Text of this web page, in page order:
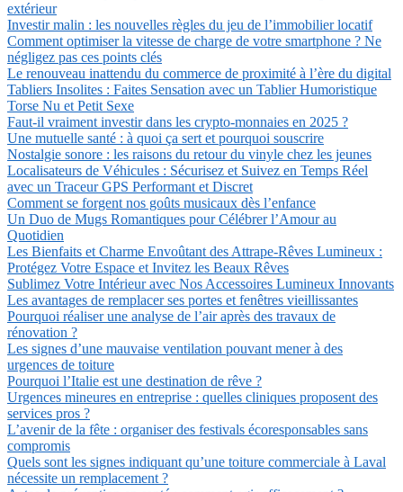
extérieur
Investir malin : les nouvelles règles du jeu de l’immobilier locatif
Comment optimiser la vitesse de charge de votre smartphone ? Ne
négligez pas ces points clés
Le renouveau inattendu du commerce de proximité à l’ère du digital
Tabliers Insolites : Faites Sensation avec un Tablier Humoristique
Torse Nu et Petit Sexe
Faut-il vraiment investir dans les crypto-monnaies en 2025 ?
Une mutuelle santé : à quoi ça sert et pourquoi souscrire
Nostalgie sonore : les raisons du retour du vinyle chez les jeunes
Localisateurs de Véhicules : Sécurisez et Suivez en Temps Réel
avec un Traceur GPS Performant et Discret
Comment se forgent nos goûts musicaux dès l’enfance
Un Duo de Mugs Romantiques pour Célébrer l’Amour au
Quotidien
Les Bienfaits et Charme Envoûtant des Attrape-Rêves Lumineux :
Protégez Votre Espace et Invitez les Beaux Rêves
Sublimez Votre Intérieur avec Nos Accessoires Lumineux Innovants
Les avantages de remplacer ses portes et fenêtres vieillissantes
Pourquoi réaliser une analyse de l’air après des travaux de
rénovation ?
Les signes d’une mauvaise ventilation pouvant mener à des
urgences de toiture
Pourquoi l’Italie est une destination de rêve ?
Urgences mineures en entreprise : quelles cliniques proposent des
services pros ?
L’avenir de la fête : organiser des festivals écoresponsables sans
compromis
Quels sont les signes indiquant qu’une toiture commerciale à Laval
nécessite un remplacement ?